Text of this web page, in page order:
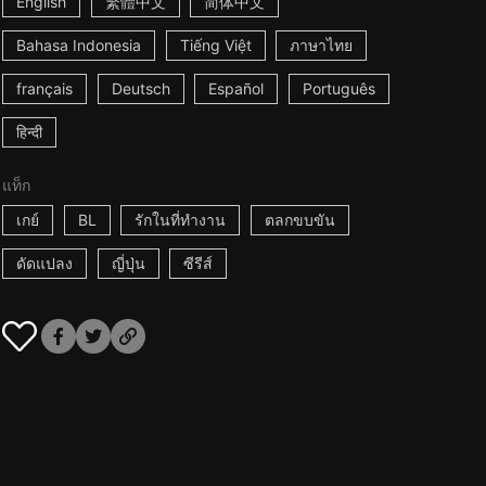
Bahasa Indonesia Tiếng Việt ภาษาไทย
français Deutsch Español Português
हिन्दी
แท็ก
เกย์
BL รักในที่ทำงาน ตลกขบขัน
ดัดแปลง ญี่ปุ่น ซีรีส์